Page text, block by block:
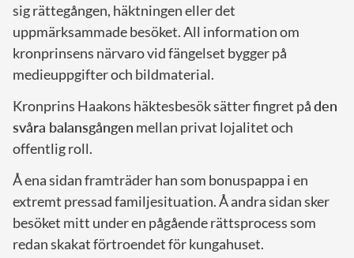
sig rättegången, häktningen eller det
uppmärksammade besöket. All information om
kronprinsens närvaro vid fängelset bygger på
medieuppgifter och bildmaterial.
Kronprins Haakons häktesbesök sätter fingret påden
svåra balansgången mellan privat lojalitet och
offentlig roll.
Å ena sidan framträder han som bonuspappa i en
extremt pressad familjesituation. Å andra sidan sker
besöket mitt under en pågående rättsprocess som
redan skakat förtroendet för kungahuset.